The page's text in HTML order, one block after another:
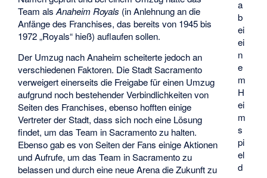
a
b
ei
ei
n
e
m
H
ei
m
s
pi
el
d
Team alsAnaheim Royals (in Anlehnung an die
Anfänge des Franchises, das bereits von 1945 bis
1972 „Royals“ hieß) auflaufen sollen.
Der Umzug nach Anaheim scheiterte jedoch an
verschiedenen Faktoren. Die Stadt Sacramento
verweigert einerseits die Freigabe für einen Umzug
aufgrund noch bestehender Verbindlichkeiten von
Seiten des Franchises, ebenso hofften einige
Vertreter der Stadt, dass sich noch eine Lösung
findet, um das Team in Sacramento zu halten.
Ebenso gab es von Seiten der Fans einige Aktionen
und Aufrufe, um das Team in Sacramento zu
belassen und durch eine neue Arena die Zukunft zu